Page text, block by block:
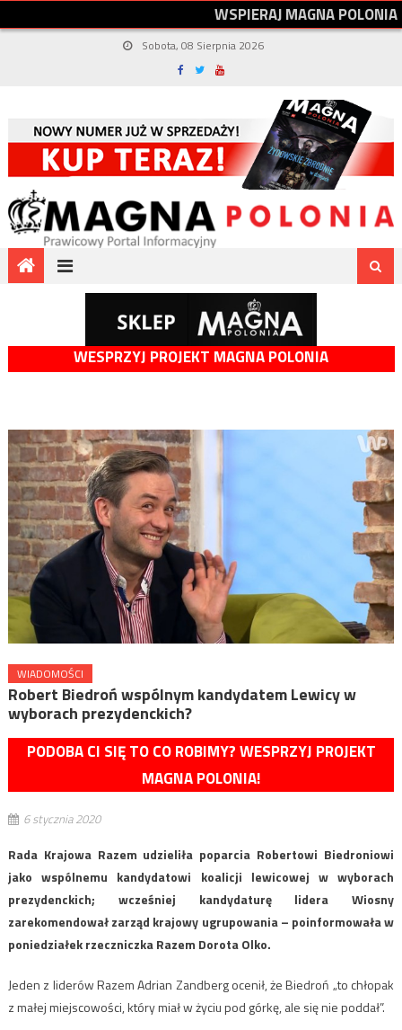
WSPIERAJMAGNAPOLONIA
Sobota, 08 Sierpnia 2026
WESPRZYJ PROJEKT MAGNA POLONIA
WIADOMOŚCI
Robert Biedroń wspólnym kandydatem Lewicy w
wyborach prezydenckich?
PODOBA CI SIĘ TO CO ROBIMY? WESPRZYJ PROJEKT
MAGNA POLONIA!
6 stycznia 2020
Rada Krajowa Razem udzieliła poparcia Robertowi Biedroniowi
jako wspólnemu kandydatowi koalicji lewicowej w wyborach
prezydenckich; wcześniej kandydaturę lidera Wiosny
zarekomendował zarząd krajowy ugrupowania – poinformowała w
poniedziałek rzeczniczka Razem Dorota Olko.
Jeden z liderów Razem Adrian Zandberg ocenił, że Biedroń „to chłopak
z małej miejscowości, który miał w życiu pod górkę, ale się nie poddał”.